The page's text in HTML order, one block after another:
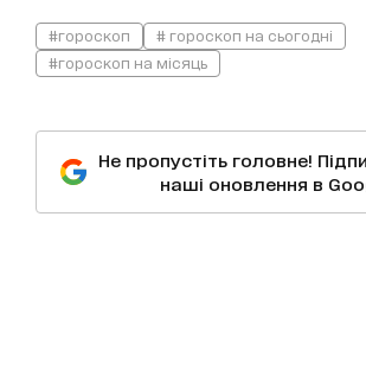
#гороскоп
# гороскоп на сьогодні
#гороскоп на місяць
Не пропустіть головне!
наші оновлення в